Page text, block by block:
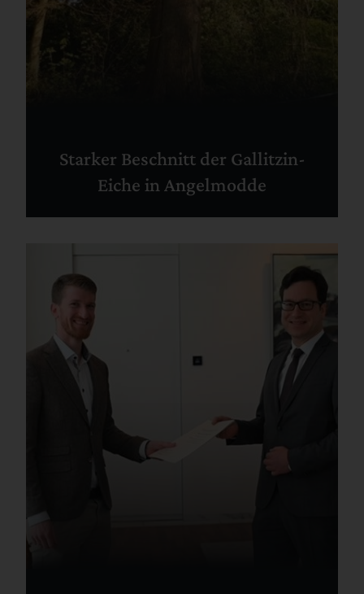
Starker Beschnitt der Gallitzin-
Eiche in Angelmodde